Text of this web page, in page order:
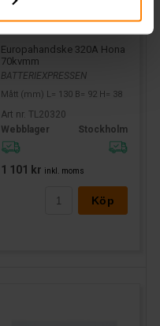
Europahandske 320A Hona
70kvmm
BATTERIEXPRESSEN
Mått (mm) L= 130 B= 92 H= 38
Art nr. TL20320
Webblager
Stockholm
1 101 kr inkl. moms
Köp